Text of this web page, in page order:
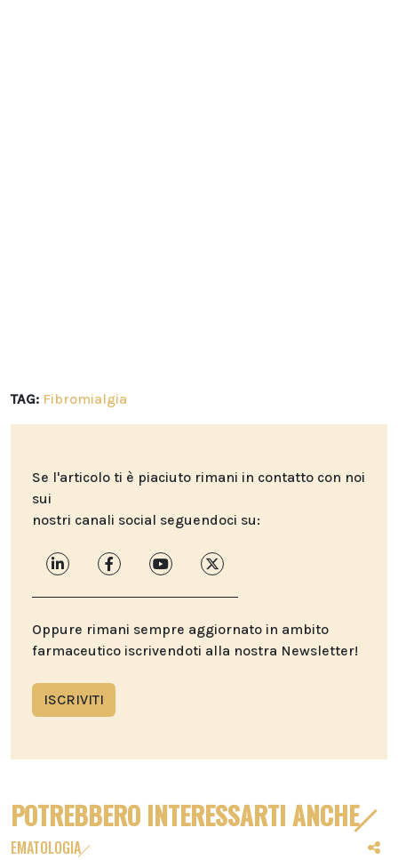
TAG: Fibromialgia
Se l'articolo ti è piaciuto rimani in contatto con noi
sui
nostri canali social seguendoci su:
Oppure rimani sempre aggiornato in ambito
farmaceutico iscrivendoti alla nostra Newsletter!
ISCRIVITI
POTREBBERO INTERESSARTI ANCHE
EMATOLOGIA